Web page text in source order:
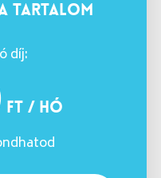
TARTALOM
díj:
Ft / hó